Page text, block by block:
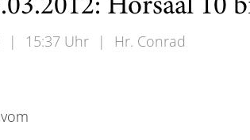
Hörsaal 10
| 15:37 Uhr | Hr. Conrad